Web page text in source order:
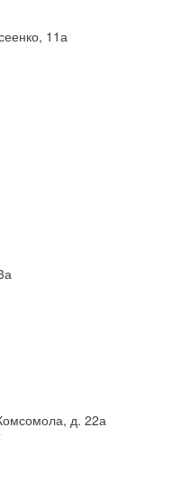
11а
д. 22а